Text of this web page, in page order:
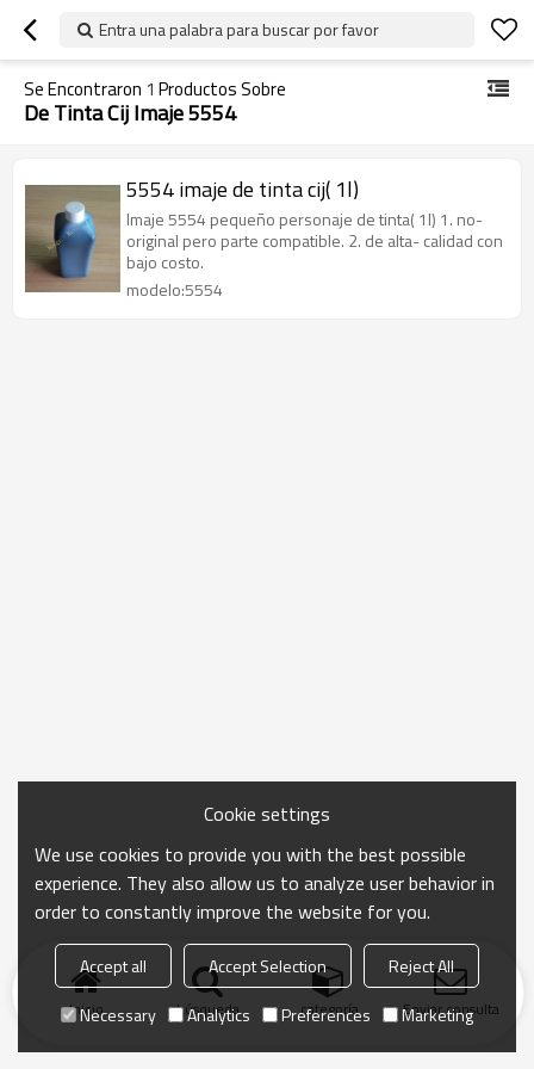
Entra una palabra para buscar por favor
Se Encontraron 1 Productos Sobre
De Tinta Cij Imaje 5554
5554 imaje de tinta cij( 1l)
Imaje 5554 pequeño personaje de tinta( 1l) 1. no-
original pero parte compatible. 2. de alta- calidad con
bajo costo.
modelo:5554
Inicio búsqueda categoría Enviar consulta
Cookie settings
We use cookies to provide you with the best possible
experience. They also allow us to analyze user behavior in
order to constantly improve the website for you.
Accept all Accept Selection
Reject All
Necessary
Analytics Preferences Marketing